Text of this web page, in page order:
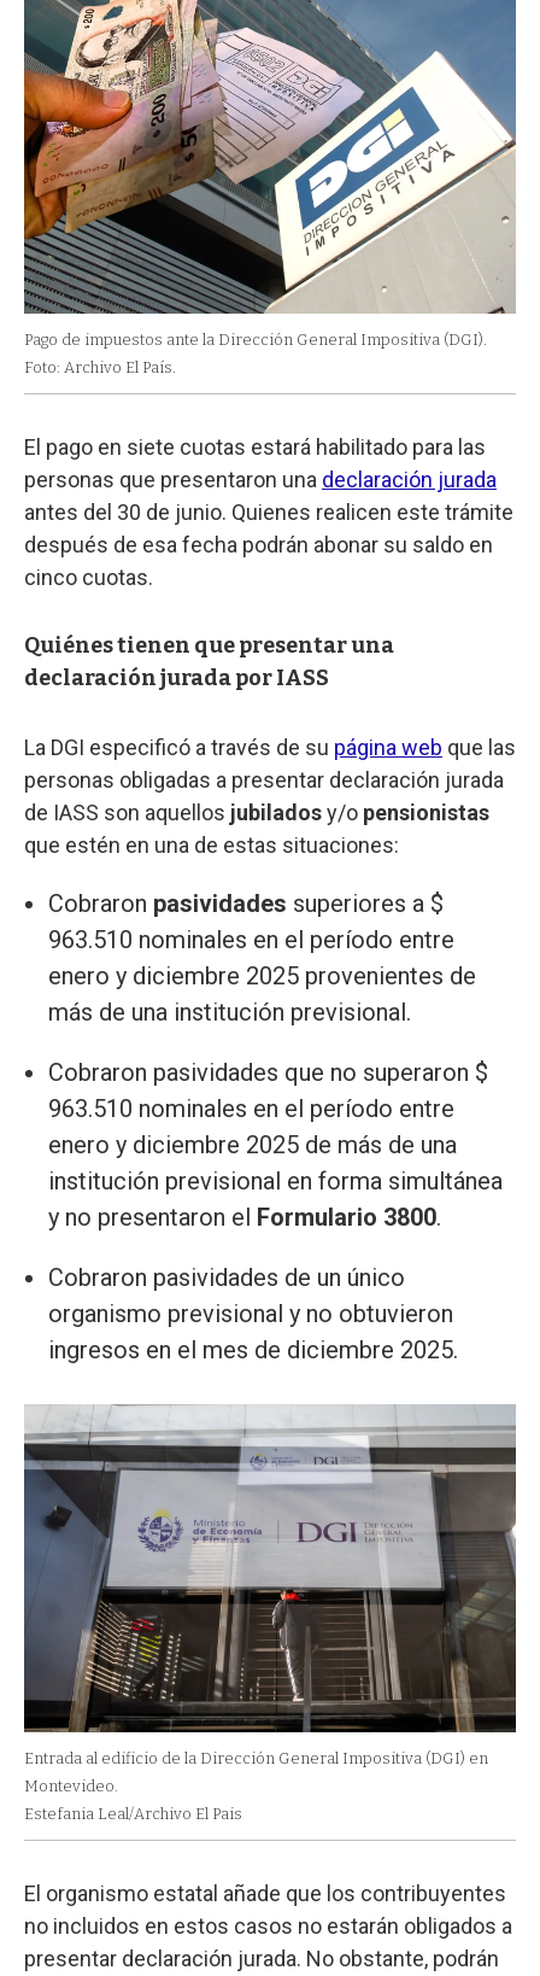
Pago de impuestos ante la Dirección General Impositiva (DGI).
Foto: Archivo El País.
El pago en siete cuotas estará habilitado para las
personas que presentaron una declaración jurada
antes del 30 de junio. Quienes realicen este trámite
después de esa fecha podrán abonar su saldo en
cinco cuotas.
Quiénes tienen que presentar una
declaración jurada por IASS
La DGI especificó a través de su página web que las
personas obligadas a presentar declaración jurada
de IASS son aquellos jubiladosy/o pensionistas
que estén en una de estas situaciones:
Cobraron pasividades superiores a $
963.510 nominales en el período entre
enero y diciembre 2025 provenientes de
más de una institución previsional.
Cobraron pasividades que no superaron $
963.510 nominales en el período entre
enero y diciembre 2025 de más de una
institución previsional en forma simultánea
y no presentaron el Formulario 3800.
Cobraron pasividades de un único
organismo previsional y no obtuvieron
ingresos en el mes de diciembre 2025.
Entrada al edificio de la Dirección General Impositiva (DGI) en
Montevideo.
Estefania Leal/Archivo El Pais
El organismo estatal añade que los contribuyentes
no incluidos en estos casos no estarán obligados a
presentar declaración jurada. No obstante, podrán